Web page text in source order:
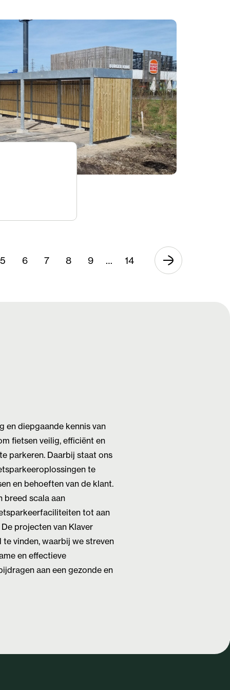
5 6 7 8 9 … 14
en diepgaande kennis van
fietsen veilig, efficiënt en
parkeren. Daarbij staat ons
te
en behoeften van de klant.
breed scala aan
tot aan
projecten van Klaver
vinden, waarbij we streven
en effectieve
aan een gezonde en